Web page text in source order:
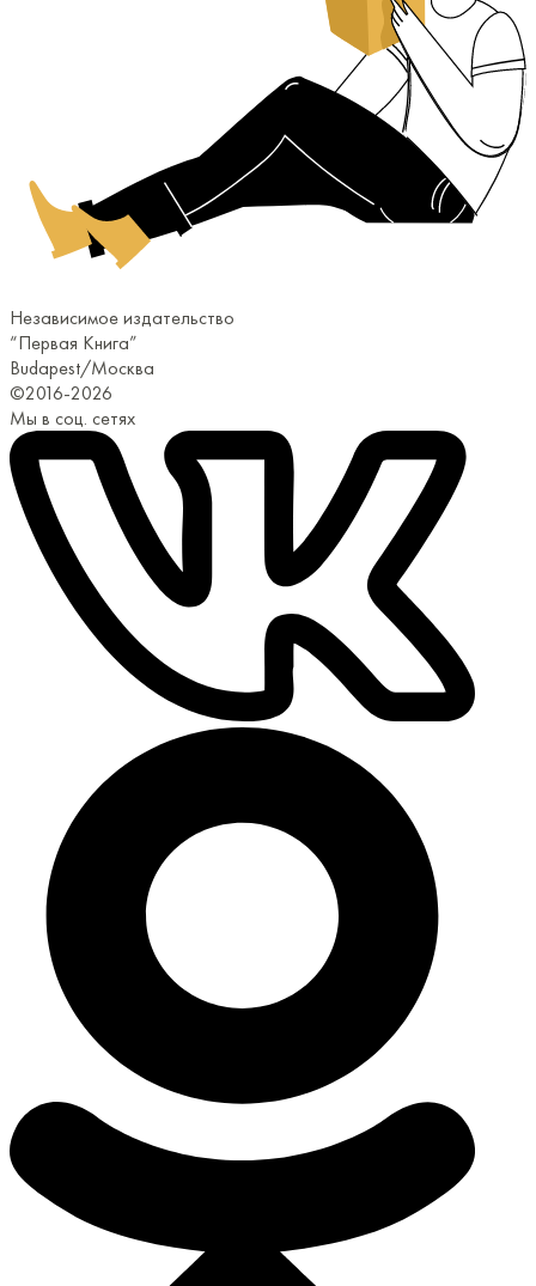
Независимое издательство
“Первая Книга”
Budapest/Москва
©2016-2026
Мы в соц. сетях